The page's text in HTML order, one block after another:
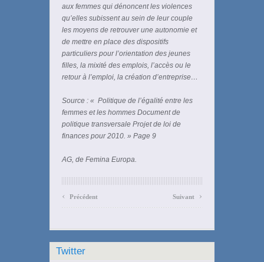
aux femmes qui dénoncent les violences
qu’elles subissent au sein de leur couple
les moyens de retrouver une autonomie et
de mettre en place des dispositifs
particuliers pour l’orientation des jeunes
filles, la mixité des emplois, l’accès ou le
retour à l’emploi, la création d’entreprise…
Source : « Politique de l’égalité entre les
femmes et les hommes Document de
politique transversale Projet de loi de
finances pour 2010. » Page 9
AG, de Femina Europa.
‹ Précédent Suivant ›
Twitter